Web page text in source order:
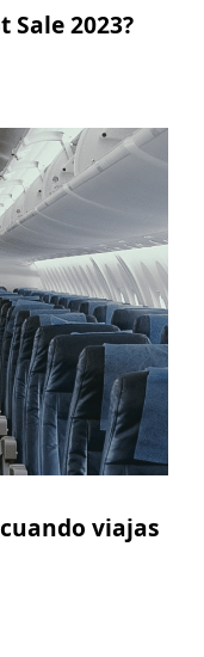
Sale 2023?
viajas